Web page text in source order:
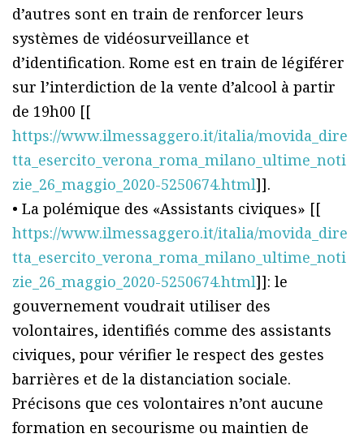
d’autres sont en train de renforcer leurs
systèmes de vidéosurveillance et
d’identification. Rome est en train de légiférer
sur l’interdiction de la vente d’alcool à partir
de 19h00 [[
https://www.ilmessaggero.it/italia/movida_dire
tta_esercito_verona_roma_milano_ultime_noti
zie_26_maggio_2020-5250674.html]].
• La polémique des «Assistants civiques» [[
https://www.ilmessaggero.it/italia/movida_dire
tta_esercito_verona_roma_milano_ultime_noti
zie_26_maggio_2020-5250674.html]]: le
gouvernement voudrait utiliser des
volontaires, identifiés comme des assistants
civiques, pour vérifier le respect des gestes
barrières et de la distanciation sociale.
Précisons que ces volontaires n’ont aucune
formation en secourisme ou maintien de